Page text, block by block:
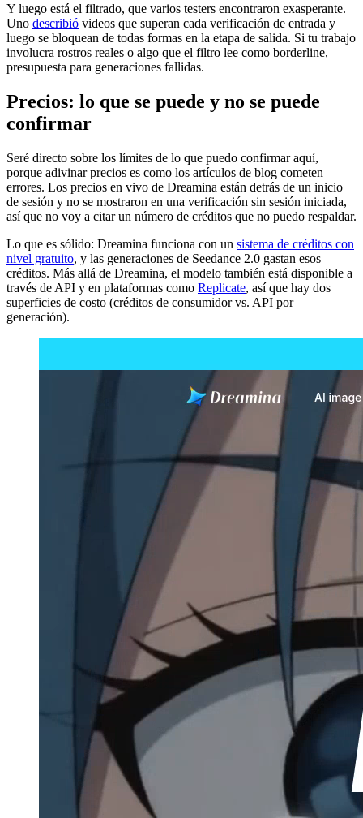
Y luego está el filtrado, que varios testers encontraron exasperante.
Uno describió videos que superan cada verificación de entrada y
luego se bloquean de todas formas en la etapa de salida. Si tu trabajo
involucra rostros reales o algo que el filtro lee como borderline,
presupuesta para generaciones fallidas.
Precios: lo que se puede y no se puede
confirmar
Seré directo sobre los límites de lo que puedo confirmar aquí,
porque adivinar precios es como los artículos de blog cometen
errores. Los precios en vivo de Dreamina están detrás de un inicio
de sesión y no se mostraron en una verificación sin sesión iniciada,
así que no voy a citar un número de créditos que no puedo respaldar.
Lo que es sólido: Dreamina funciona con un sistema de créditos con
nivel gratuito, y las generaciones de Seedance 2.0 gastan esos
créditos. Más allá de Dreamina, el modelo también está disponible a
través de API y en plataformas como Replicate, así que hay dos
superficies de costo (créditos de consumidor vs. API por
generación).